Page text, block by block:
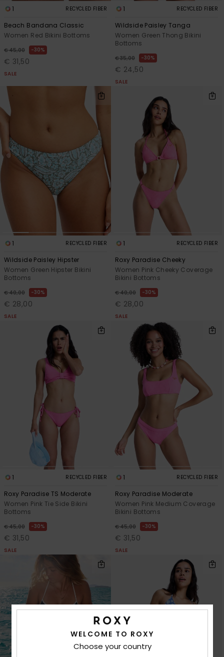
1 RECYCLED FIBER
Beach Bandana Classic
Women Red Bikini Bottoms
€ 45,00 30%
€ 31,50
SALE
1 RECYCLED FIBER
Wildside Paisley Tanga
Women Green Thong Bikini
Bottoms
€ 35,00 30%
€ 24,50
SALE
1 RECYCLED FIBER
Wildside Paisley Hipster
Women Green Hipster Bikini
Bottoms
€ 40,00 30%
€ 28,00
SALE
1 RECYCLED FIBER
Roxy Paradise Cheeky
Women Pink Cheeky Coverage
Bikini Bottoms
€ 40,00 30%
€ 28,00
SALE
1 RECYCLED FIBER
Roxy Paradise TS Moderate
Women Pink Tie Side Bikini
Bottoms
€ 45,00 30%
€ 31,50
SALE
1 RECYCLED FIBER
Roxy Paradise Moderate
Women Pink Medium Coverage
Bikini Bottoms
€ 45,00 30%
€ 31,50
SALE
WELCOME TO ROXY
Choose your country